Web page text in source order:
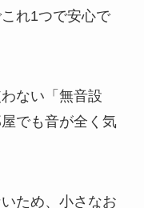
れ1つで安心で
ない「無音設
でも音が全く気
ため、小さなお